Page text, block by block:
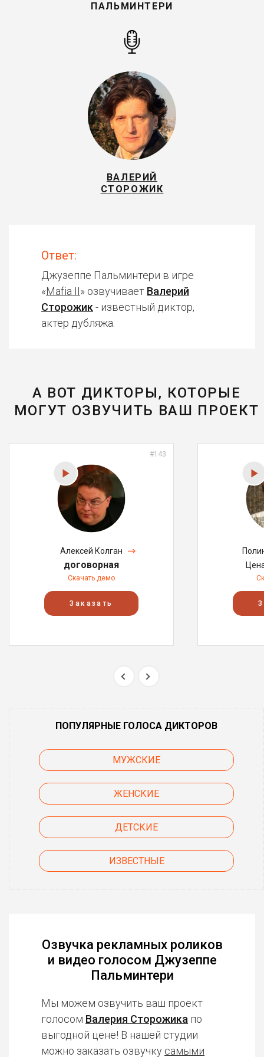
ПАЛЬМИНТЕРИ
ВАЛЕРИЙ
СТОРОЖИК
Ответ:
Джузеппе Пальминтери в игре
«Mafia II» озвучивает Валерий
Сторожик - известный диктор,
актер дубляжа.
А ВОТ ДИКТОРЫ, КОТОРЫЕ
МОГУТ ОЗВУЧИТЬ ВАШ ПРОЕКТ
#143
Алексей Колган
договорная
Скачать демо
Заказать
ПОПУЛЯРНЫЕ ГОЛОСА ДИКТОРОВ
МУЖСКИЕ
ЖЕНСКИЕ
ДЕТСКИЕ
ИЗВЕСТНЫЕ
Озвучка рекламных роликов
и видео голосом Джузеппе
Пальминтери
Мы можем озвучить ваш проект
голосом Валерия Сторожика по
выгодной цене! В нашей студии
можно заказать озвучку самыми